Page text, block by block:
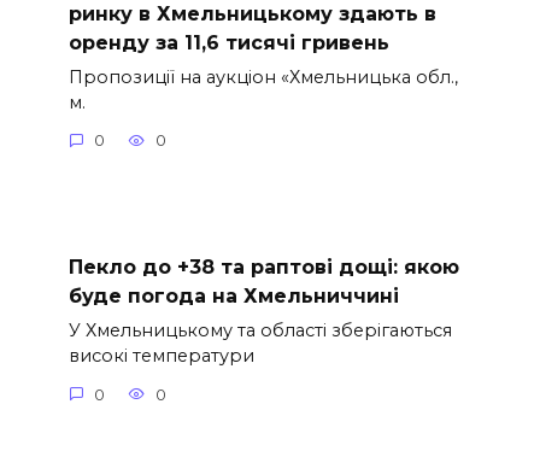
ринку в Хмельницькому здають в
оренду за 11,6 тисячі гривень
Пропозиції на аукціон «Хмельницька обл.,
м.
0 0
Пекло до +38 та раптові дощі: якою
буде погода на Хмельниччині
У Хмельницькому та області зберігаються
високі температури
0 0